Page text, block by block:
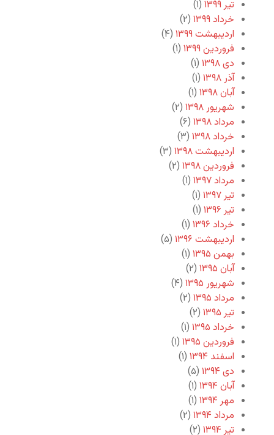
تیر ۱۳۹۹
(۱)
خرداد ۱۳۹۹
(۲)
اردیبهشت ۱۳۹۹
(۴)
فروردین ۱۳۹۹
(۱)
دی ۱۳۹۸
(۱)
آذر ۱۳۹۸
(۱)
آبان ۱۳۹۸
(۱)
شهریور ۱۳۹۸
(۲)
مرداد ۱۳۹۸
(۶)
خرداد ۱۳۹۸
(۳)
اردیبهشت ۱۳۹۸
(۳)
فروردین ۱۳۹۸
(۲)
مرداد ۱۳۹۷
(۱)
تیر ۱۳۹۷
(۱)
تیر ۱۳۹۶
(۱)
خرداد ۱۳۹۶
(۱)
اردیبهشت ۱۳۹۶
(۵)
بهمن ۱۳۹۵
(۱)
آبان ۱۳۹۵
(۲)
شهریور ۱۳۹۵
(۴)
مرداد ۱۳۹۵
(۲)
تیر ۱۳۹۵
(۲)
خرداد ۱۳۹۵
(۱)
فروردین ۱۳۹۵
(۱)
اسفند ۱۳۹۴
(۱)
دی ۱۳۹۴
(۵)
آبان ۱۳۹۴
(۱)
مهر ۱۳۹۴
(۱)
مرداد ۱۳۹۴
(۲)
تیر ۱۳۹۴
(۲)